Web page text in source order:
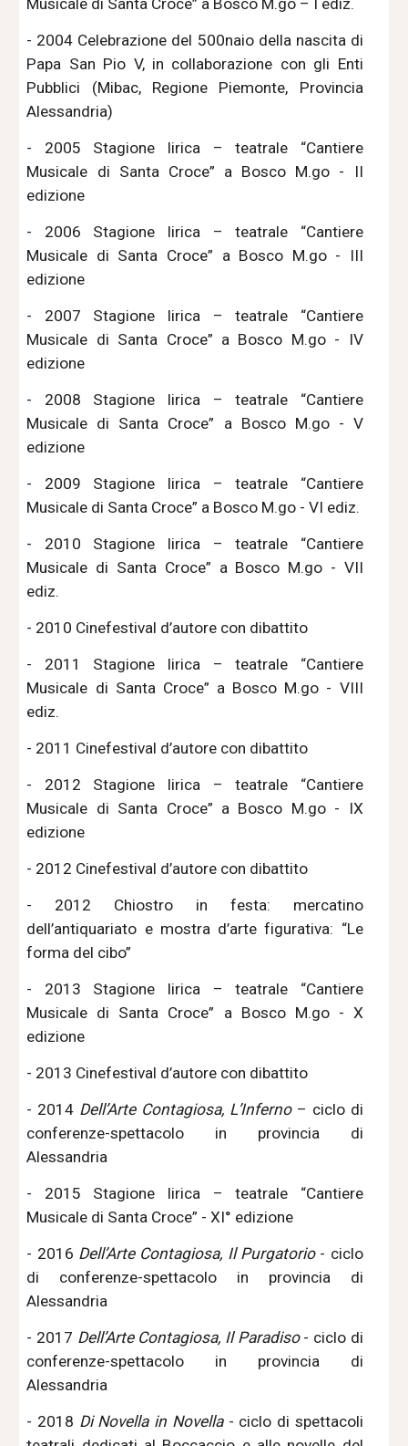
Musicale di Santa Croce” a Bosco M.go – I ediz.
- 2004 Celebrazione del 500naio della nascita di
Papa San Pio V, in collaborazione con gli Enti
Pubblici (Mibac, Regione Piemonte, Provincia
Alessandria)
- 2005 Stagione lirica – teatrale “Cantiere
Musicale di Santa Croce” a Bosco M.go - II
edizione
- 2006 Stagione lirica – teatrale “Cantiere
Musicale di Santa Croce” a Bosco M.go - III
edizione
- 2007 Stagione lirica – teatrale “Cantiere
Musicale di Santa Croce” a Bosco M.go - IV
edizione
- 2008 Stagione lirica – teatrale “Cantiere
Musicale di Santa Croce” a Bosco M.go - V
edizione
- 2009 Stagione lirica – teatrale “Cantiere
Musicale di Santa Croce” a Bosco M.go - VI ediz.
- 2010 Stagione lirica – teatrale “Cantiere
Musicale di Santa Croce” a Bosco M.go - VII
ediz.
- 2010 Cinefestival d’autore con dibattito
- 2011 Stagione lirica – teatrale “Cantiere
Musicale di Santa Croce” a Bosco M.go - VIII
ediz.
- 2011 Cinefestival d’autore con dibattito
- 2012 Stagione lirica – teatrale “Cantiere
Musicale di Santa Croce” a Bosco M.go - IX
edizione
- 2012 Cinefestival d’autore con dibattito
- 2012 Chiostro in festa: mercatino
dell’antiquariato e mostra d’arte figurativa: “Le
forma del cibo”
- 2013 Stagione lirica – teatrale “Cantiere
Musicale di Santa Croce” a Bosco M.go - X
edizione
- 2013 Cinefestival d’autore con dibattito
- 2014 Dell’Arte Contagiosa, L’Inferno– ciclo di
conferenze-spettacolo in provincia di
Alessandria
- 2015 Stagione lirica – teatrale “Cantiere
Musicale di Santa Croce” - XI° edizione
- 2016 Dell’Arte Contagiosa, Il Purgatorio - ciclo
di conferenze-spettacolo in provincia di
Alessandria
- 2017 Dell’Arte Contagiosa, Il Paradiso - ciclo di
conferenze-spettacolo in provincia di
Alessandria
- 2018 Di Novella in Novella - ciclo di spettacoli